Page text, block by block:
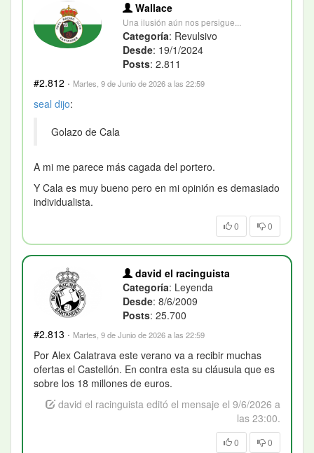
Wallace
Una ilusión aún nos persigue...
Categoría: Revulsivo
Desde: 19/1/2024
Posts: 2.811
#2.812 · Martes, 9 de Junio de 2026 a las 22:59
seal dijo:
Golazo de Cala
A mi me parece más cagada del portero.
Y Cala es muy bueno pero en mi opinión es demasiado
individualista.
0 0
david el racinguista
Categoría: Leyenda
Desde: 8/6/2009
Posts: 25.700
#2.813 · Martes, 9 de Junio de 2026 a las 22:59
Por Alex Calatrava este verano va a recibir muchas
ofertas el Castellón. En contra esta su cláusula que es
sobre los 18 millones de euros.
david el racinguista editó el mensaje el 9/6/2026 a
las 23:00.
0 0